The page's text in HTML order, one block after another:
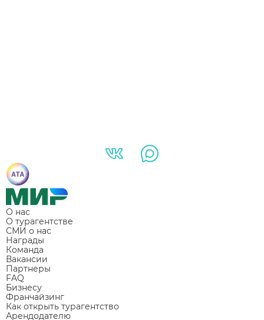
О нас
О турагентстве
СМИ о нас
Награды
Команда
Вакансии
Партнеры
FAQ
Бизнесу
Франчайзинг
Как открыть турагентство
Арендодателю